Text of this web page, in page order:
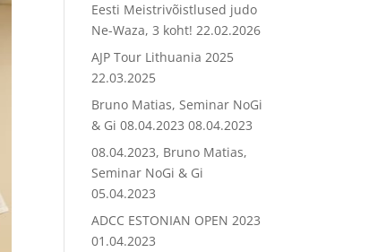
Eesti Meistrivõistlused judo
Ne-Waza, 3 koht! 22.02.2026
AJP Tour Lithuania 2025
22.03.2025
Bruno Matias, Seminar NoGi
& Gi 08.04.2023 08.04.2023
08.04.2023, Bruno Matias,
Seminar NoGi & Gi
05.04.2023
ADCC ESTONIAN OPEN 2023
01.04.2023